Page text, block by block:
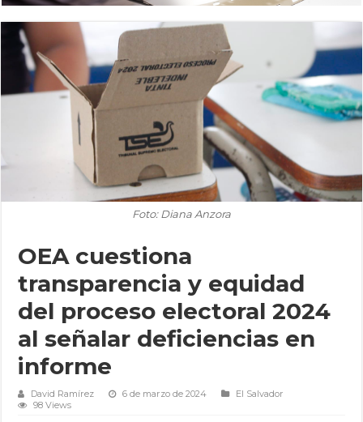
Foto: Diana Anzora
OEA cuestiona
transparencia y equidad
del proceso electoral 2024
al señalar deficiencias en
informe
David Ramírez 6 de marzo de 2024
El Salvador
98 Views